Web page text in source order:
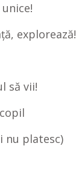
explorează!
să vii!
nu platesc)